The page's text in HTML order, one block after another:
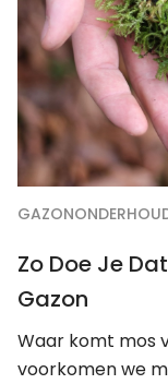
Zo Doe Je
Gazon
Waar komt mos
voorkomen we